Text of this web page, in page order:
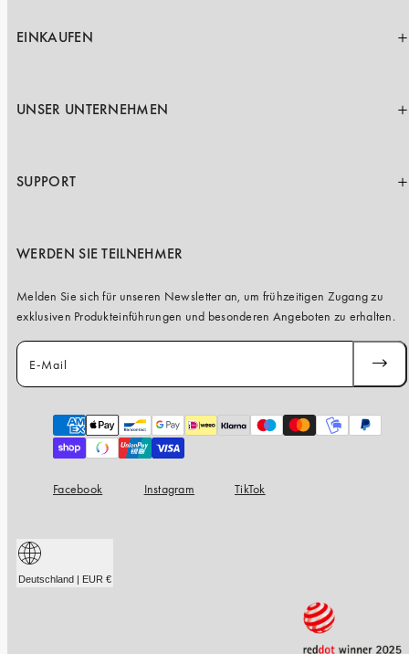
EINKAUFEN
UNSER UNTERNEHMEN
SUPPORT
WERDEN SIE TEILNEHMER
Melden Sie sich für unseren Newsletter an, um frühzeitigen Zugang zu
exklusiven Produkteinführungen und besonderen Angeboten zu erhalten.
E-Mail
Zahlungsarten
Facebook Instagram TikTok
Deutschland | EUR €